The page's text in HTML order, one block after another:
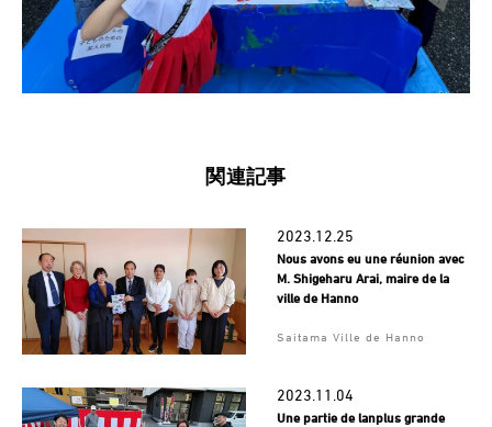
関連記事
2023.12.25
Nous avons eu une réunion avec
M. Shigeharu Arai, maire de la
ville de Hanno
Saitama Ville de Hanno
2023.11.04
Une partie de lanplus grande